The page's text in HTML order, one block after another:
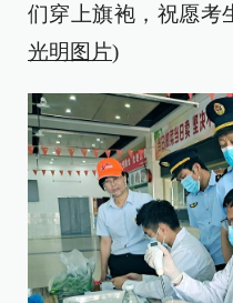
们穿上旗袍，祝愿考
光明图片)